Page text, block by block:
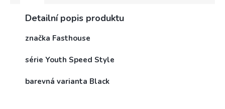
Detailní popis produktu
značka Fasthouse
série Youth Speed Style
barevná varianta Black